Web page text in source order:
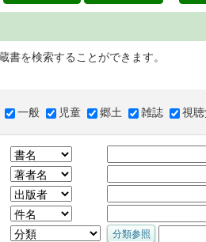
書を検索することができます。
一般 児童 郷土 雑誌 視